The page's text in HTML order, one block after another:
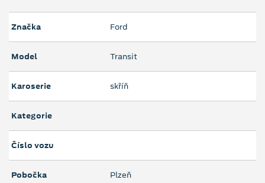
Značka Ford
Model Transit
Karoserie skříň
Kategorie
Číslo vozu
Pobočka Plzeň